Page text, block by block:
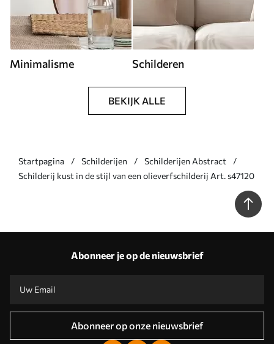
Minimalisme Schilderen
BEKIJK ALLE
Startpagina Schilderijen
Schilderijen Abstract
Schilderij kust in de stijl van een olieverfschilderij Art. s47120
Abonneer je op de nieuwsbrief
Abonneer op onze nieuwsbrief